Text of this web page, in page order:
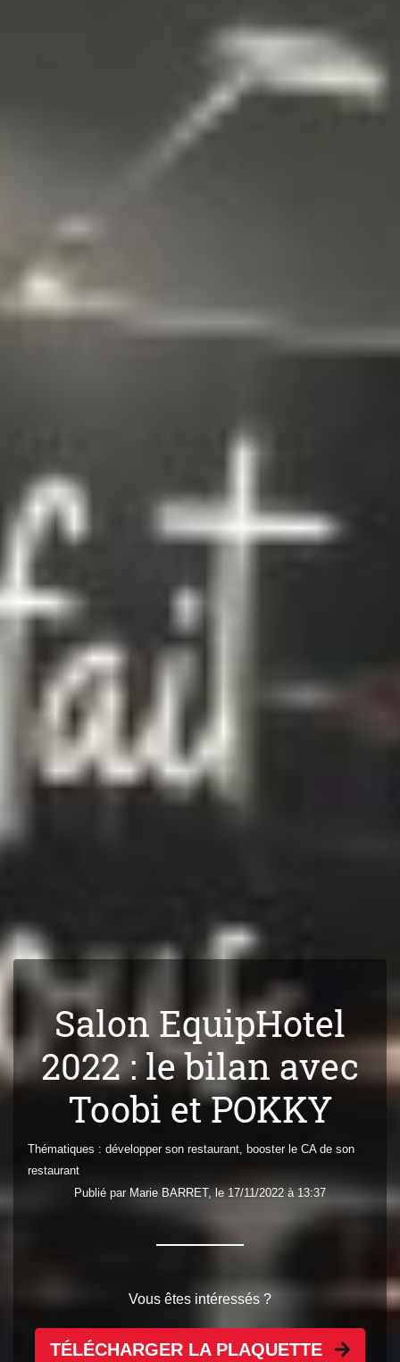
Salon EquipHotel
2022 : le bilan avec
Toobi et POKKY
Thématiques : développer son restaurant, booster le CA de son
restaurant
Publié par Marie BARRET, le 17/11/2022 à 13:37
Vous êtes intéressés ?
TÉLÉCHARGER LA PLAQUETTE